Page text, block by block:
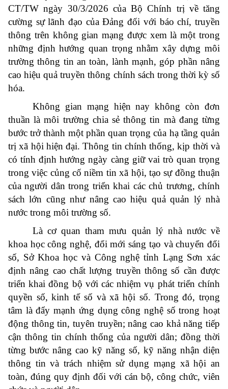
CT/TW ngày 30/3/2026 của Bộ Chính trị về tăng
cường sự lãnh đạo của Đảng đối với báo chí, truyền
thông trên không gian mạng được xem là một trong
những định hướng quan trọng nhằm xây dựng môi
trường thông tin an toàn, lành mạnh, góp phần nâng
cao hiệu quả truyền thông chính sách trong thời kỳ số
hóa.
Không gian mạng hiện nay không còn đơn
thuần là môi trường chia sẻ thông tin mà đang từng
bước trở thành một phần quan trọng của hạ tầng quản
trị xã hội hiện đại. Thông tin chính thống, kịp thời và
có tính định hướng ngày càng giữ vai trò quan trọng
trong việc củng cố niềm tin xã hội, tạo sự đồng thuận
của người dân trong triển khai các chủ trương, chính
sách lớn cũng như nâng cao hiệu quả quản lý nhà
nước trong môi trường số.
Là cơ quan tham mưu quản lý nhà nước về
khoa học công nghệ, đổi mới sáng tạo và chuyển đổi
số, Sở Khoa học và Công nghệ tỉnh Lạng Sơn xác
định nâng cao chất lượng truyền thông số cần được
triển khai đồng bộ với các nhiệm vụ phát triển chính
quyền số, kinh tế số và xã hội số. Trong đó, trọng
tâm là đẩy mạnh ứng dụng công nghệ số trong hoạt
động thông tin, tuyên truyền; nâng cao khả năng tiếp
cận thông tin chính thống của người dân; đồng thời
từng bước nâng cao kỹ năng số, kỹ năng nhận diện
thông tin và trách nhiệm sử dụng mạng xã hội an
toàn, đúng quy định đối với cán bộ, công chức, viên